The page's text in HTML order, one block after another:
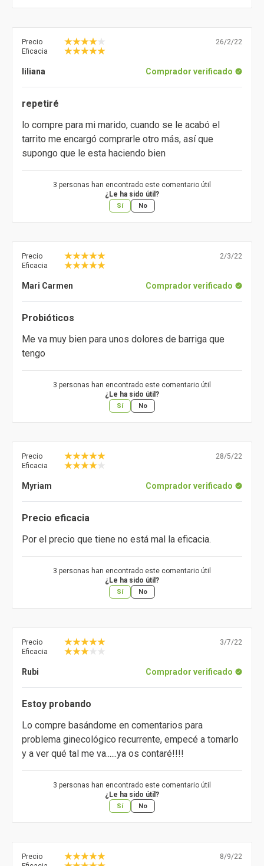
Precio
Eficacia
26/2/22
liliana Comprador verificado
repetiré
lo compre para mi marido, cuando se le acabó el
tarrito me encargó comprarle otro más, así que
supongo que le esta haciendo bien
3 personas han encontrado este comentario útil
¿Le ha sido útil?
Sí No
Precio
Eficacia
2/3/22
Mari Carmen Comprador verificado
Probióticos
Me va muy bien para unos dolores de barriga que
tengo
3 personas han encontrado este comentario útil
¿Le ha sido útil?
Sí No
Precio
Eficacia
28/5/22
Myriam Comprador verificado
Precio eficacia
Por el precio que tiene no está mal la eficacia.
3 personas han encontrado este comentario útil
¿Le ha sido útil?
Sí No
Precio
Eficacia
3/7/22
Rubi Comprador verificado
Estoy probando
Lo compre basándome en comentarios para
problema ginecológico recurrente, empecé a tomarlo
y a ver qué tal me va......ya os contaré!!!!
3 personas han encontrado este comentario útil
¿Le ha sido útil?
Sí No
Precio
8/9/22